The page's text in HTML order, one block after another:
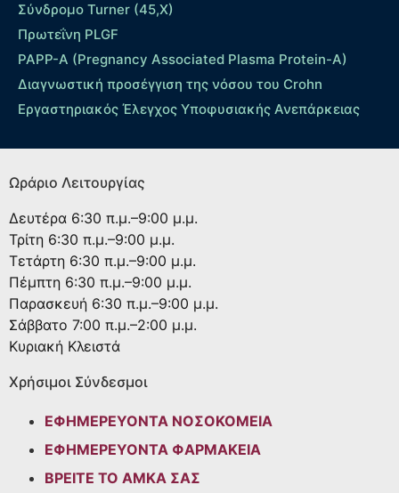
Σύνδρομο Turner (45,X)
Πρωτεΐνη PLGF
PAPP-A (Pregnancy Associated Plasma Protein-A)
Διαγνωστική προσέγγιση της νόσου του Crohn
Εργαστηριακός Έλεγχος Υποφυσιακής Ανεπάρκειας
Ωράριο Λειτουργίας
Δευτέρα 6:30 π.μ.–9:00 μ.μ.
Τρίτη 6:30 π.μ.–9:00 μ.μ.
Τετάρτη 6:30 π.μ.–9:00 μ.μ.
Πέμπτη 6:30 π.μ.–9:00 μ.μ.
Παρασκευή 6:30 π.μ.–9:00 μ.μ.
Σάββατο 7:00 π.μ.–2:00 μ.μ.
Κυριακή Κλειστά
Χρήσιμοι Σύνδεσμοι
ΕΦΗΜΕΡΕΥΟΝΤΑ ΝΟΣΟΚΟΜΕΙΑ
ΕΦΗΜΕΡΕΥΟΝΤΑ ΦΑΡΜΑΚΕΙΑ
ΒΡΕΙΤΕ ΤΟ ΑΜΚΑ ΣΑΣ